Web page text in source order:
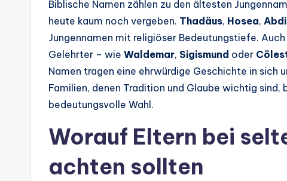
Biblische Namen zählen zu den ältesten
heute kaum noch vergeben. Thadäus, Hosea,
Jungennamen mit religiöser Bedeutungstiefe.
Gelehrter – wie Waldemar, Sigismund oder
Namen tragen eine ehrwürdige Geschichte in sich
Familien, denen Tradition und Glaube wichtig sind,
bedeutungsvolle Wahl.
Worauf Eltern bei
achten sollten